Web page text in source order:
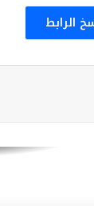
الرابطخلال
الدور